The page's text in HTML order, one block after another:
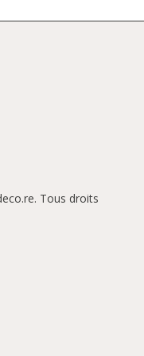
Tous droits